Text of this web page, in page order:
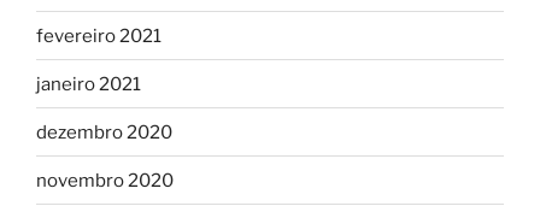
fevereiro 2021
janeiro 2021
dezembro 2020
novembro 2020